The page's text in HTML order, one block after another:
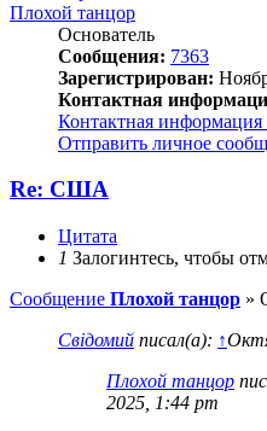
Плохой танцор
Основатель
Сообщения: 7363
Зарегистрирован:
Контактная
Контактная информация
Отправить личное
Re: США
Цитата
1 Залогинтесь, чтобы
Сообщение Плохой танцор »
Свідомий писал(а): ↑
Плохой танцор
2025, 1:44 pm